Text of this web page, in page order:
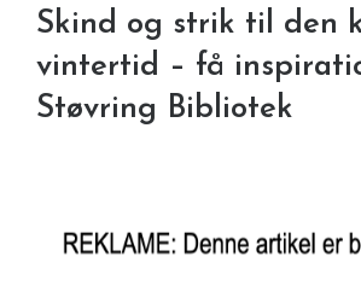
Skind og strik til den
vintertid – få
Støvring Bibliotek